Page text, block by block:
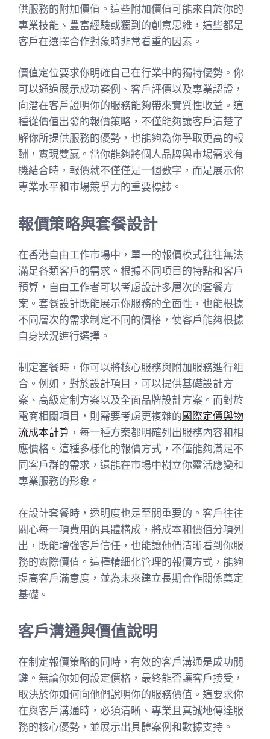
供服務的附加價值。這些附加價值可能來自於你的
專業技能、豐富經驗或獨到的創意思維，這些都是
客戶在選擇合作對象時非常看重的因素。
價值定位要求你明確自己在行業中的獨特優勢。你
可以通過展示成功案例、客戶評價以及專業認證，
向潛在客戶證明你的服務能夠帶來實質性收益。這
種從價值出發的報價策略，不僅能夠讓客戶清楚了
解你所提供服務的優勢，也能夠為你爭取更高的報
酬，實現雙贏。當你能夠將個人品牌與市場需求有
機結合時，報價就不僅僅是一個數字，而是展示你
專業水平和市場競爭力的重要標誌。
報價策略與套餐設計
在香港自由工作市場中，單一的報價模式往往無法
滿足各類客戶的需求。根據不同項目的特點和客戶
預算，自由工作者可以考慮設計多層次的套餐方
案。套餐設計既能展示你服務的全面性，也能根據
不同層次的需求制定不同的價格，使客戶能夠根據
自身狀況進行選擇。
制定套餐時，你可以將核心服務與附加服務進行組
合。例如，對於設計項目，可以提供基礎設計方
案、高級定制方案以及全面品牌設計方案。而對於
電商相關項目，則需要考慮更複雜的國際定價與物
流成本計算 ，每一種方案都明確列出服務內容和相
應價格。這種多樣化的報價方式，不僅能夠滿足不
同客戶群的需求，還能在市場中樹立你靈活應變和
專業服務的形象。
在設計套餐時，透明度也是至關重要的。客戶往往
關心每一項費用的具體構成，將成本和價值分項列
出，既能增強客戶信任，也能讓他們清晰看到你服
務的實際價值。這種精細化管理的報價方式，能夠
提高客戶滿意度，並為未來建立長期合作關係奠定
基礎。
客戶溝通與價值說明
在制定報價策略的同時，有效的客戶溝通是成功關
鍵。無論你如何設定價格，最終能否讓客戶接受，
取決於你如何向他們說明你的服務價值。這要求你
在與客戶溝通時，必須清晰、專業且真誠地傳達服
務的核心優勢，並展示出具體案例和數據支持。